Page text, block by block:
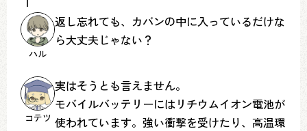
ハル
返し忘れても、カバンの中に入っているだけな
ら大丈夫じゃない？
コテツ
実はそうとも言えません。
モバイルバッテリーにはリチウムイオン電池が
使われています。強い衝撃を受けたり、高温環